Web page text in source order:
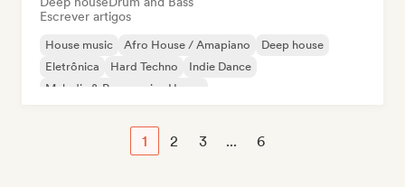
Escrever artigos
House music Afro House / Amapiano
Deep house
Eletrônica
Hard Techno
Indie Dance
Melodic & Progressive House
1 2 3 ... 6